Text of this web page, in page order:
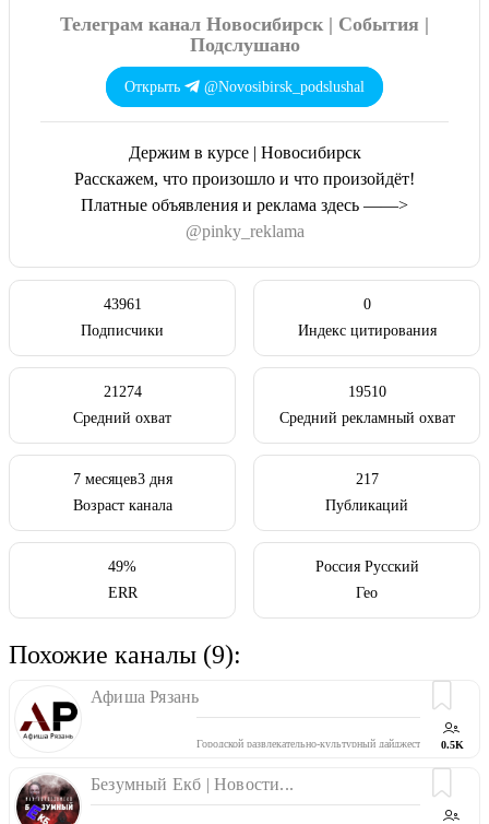
Телеграм канал Новосибирск | События |
Подслушано
Открыть @Novosibirsk_podslushal
Держим в курсе | Новосибирск
Расскажем, что произошло и что произойдёт!
Платные объявления и реклама здесь ——>
@pinky_reklama
43961
Подписчики
0
Индекс цитирования
21274
Средний охват
19510
Средний рекламный охват
7 месяцев3 дня
Возраст канала
217
Публикаций
49%
ERR
Россия Русский
Гео
Похожие каналы (9):
Афиша Рязань
Городской развлекательно-культурный дайджест
0.5K
Безумный Екб | Новости...